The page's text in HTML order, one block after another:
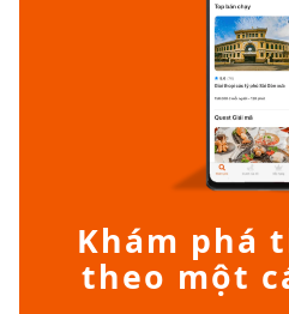
Khám phá
theo một